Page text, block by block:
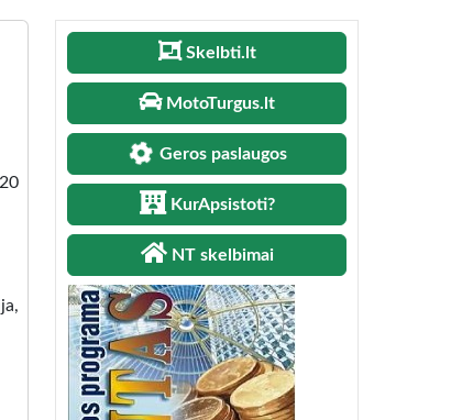
Skelbti.lt
MotoTurgus.lt
Geros paslaugos
KurApsistoti?
NT skelbimai